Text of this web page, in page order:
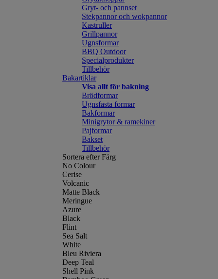
Gryt- och pannset
Stekpannor och wokpannor
Kastruller
Grillpannor
Ugnsformar
BBQ Outdoor
Specialprodukter
Tillbehör
Bakartiklar
Visa allt för bakning
Brödformar
Ugnsfasta formar
Bakformar
Minigrytor & ramekiner
Pajformar
Bakset
Tillbehör
Sortera efter Färg
No Colour
Cerise
Volcanic
Matte Black
Meringue
Azure
Black
Flint
Sea Salt
White
Bleu Riviera
Deep Teal
Shell Pink